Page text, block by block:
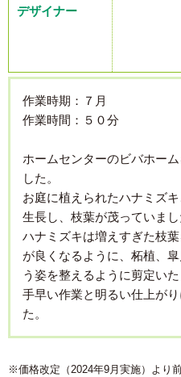
デザイナー
作業時期：７月
作業時間：５０分
ホームセンターのビバホー
した。
お庭に植えられたハナミズ
生長し、枝葉が茂っていまし
ハナミズキは増えすぎた枝
が良くなるように、柘植、
う姿を整えるように剪定いた
手早い作業と明るい仕上が
た。
※価格改定（2024年9月実施）より